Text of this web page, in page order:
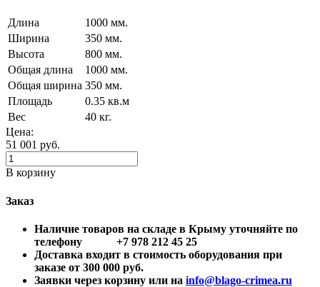
Длина
1000 мм.
Ширина
350 мм.
Высота
800 мм.
Общая длина
1000 мм.
Общая ширина 350 мм.
Площадь
0.35 кв.м
Вес
40 кг.
Цена:
51 001 руб.
В корзину
Заказ
Наличие товаров на складе в Крыму уточняйте по
телефону +7 978 212 45 25
Доставка входит в стоимость оборудования при
заказе от 300 000 руб.
Заявки через корзину или на info@blago-crimea.ru